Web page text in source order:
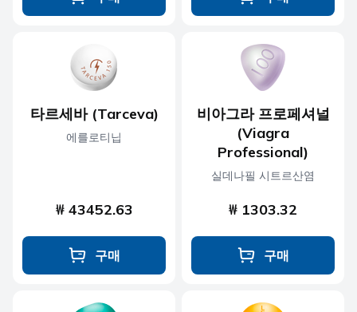
타르세바 (Tarceva)
에를로티닙
₩ 43452.63
구매
비아그라 프로페셔널
(Viagra
Professional)
실데나필 시트르산염
₩ 1303.32
구매